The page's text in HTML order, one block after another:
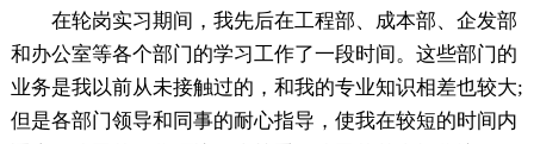
在轮岗实习期间，我先后在工程部、成本部、企发部
和办公室等各个部门的学习工作了一段时间。这些部门的
业务是我以前从未接触过的，和我的专业知识相差也较大;
但是各部门领导和同事的耐心指导，使我在较短的时间内